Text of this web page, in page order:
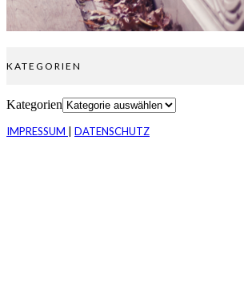
KATEGORIEN
Kategorien
IMPRESSUM DATENSCHUTZ